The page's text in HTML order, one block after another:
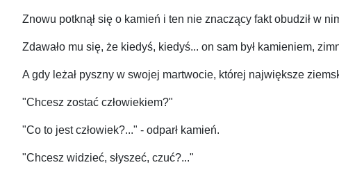
Znowu potknął się o kamień i ten nie znaczący fakt obudził w
Zdawało mu się, że kiedyś, kiedyś... on sam był kamieniem,
A gdy leżał pyszny w swojej martwocie, której największe
"Chcesz zostać człowiekiem?"
"Co to jest człowiek?..." - odparł kamień.
"Chcesz widzieć, słyszeć, czuć?..."